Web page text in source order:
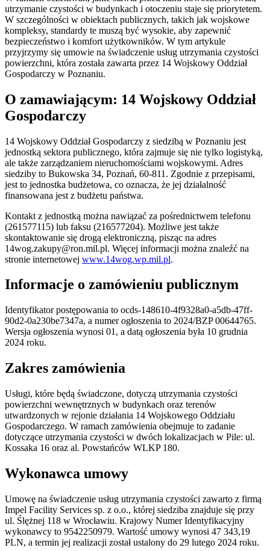
utrzymanie czystości w budynkach i otoczeniu staje się priorytetem.
W szczególności w obiektach publicznych, takich jak wojskowe
kompleksy, standardy te muszą być wysokie, aby zapewnić
bezpieczeństwo i komfort użytkowników. W tym artykule
przyjrzymy się umowie na świadczenie usług utrzymania czystości
powierzchni, która została zawarta przez 14 Wojskowy Oddział
Gospodarczy w Poznaniu.
O zamawiającym: 14 Wojskowy Oddział
Gospodarczy
14 Wojskowy Oddział Gospodarczy z siedzibą w Poznaniu jest
jednostką sektora publicznego, która zajmuje się nie tylko logistyką,
ale także zarządzaniem nieruchomościami wojskowymi. Adres
siedziby to Bukowska 34, Poznań, 60-811. Zgodnie z przepisami,
jest to jednostka budżetowa, co oznacza, że jej działalność
finansowana jest z budżetu państwa.
Kontakt z jednostką można nawiązać za pośrednictwem telefonu
(261577115) lub faksu (216577204). Możliwe jest także
skontaktowanie się drogą elektroniczną, pisząc na adres
14wog.zakupy@ron.mil.pl. Więcej informacji można znaleźć na
stronie internetowej www.14wog.wp.mil.pl.
Informacje o zamówieniu publicznym
Identyfikator postępowania to ocds-148610-4f9328a0-a5db-47ff-
90d2-0a230be7347a, a numer ogłoszenia to 2024/BZP 00644765.
Wersja ogłoszenia wynosi 01, a datą ogłoszenia była 10 grudnia
2024 roku.
Zakres zamówienia
Usługi, które będą świadczone, dotyczą utrzymania czystości
powierzchni wewnętrznych w budynkach oraz terenów
utwardzonych w rejonie działania 14 Wojskowego Oddziału
Gospodarczego. W ramach zamówienia obejmuje to zadanie
dotyczące utrzymania czystości w dwóch lokalizacjach w Pile: ul.
Kossaka 16 oraz al. Powstańców WLKP 180.
Wykonawca umowy
Umowę na świadczenie usług utrzymania czystości zawarto z firmą
Impel Facility Services sp. z o.o., której siedziba znajduje się przy
ul. Ślężnej 118 w Wrocławiu. Krajowy Numer Identyfikacyjny
wykonawcy to 9542250979. Wartość umowy wynosi 47 343,19
PLN, a termin jej realizacji został ustalony do 29 lutego 2024 roku.